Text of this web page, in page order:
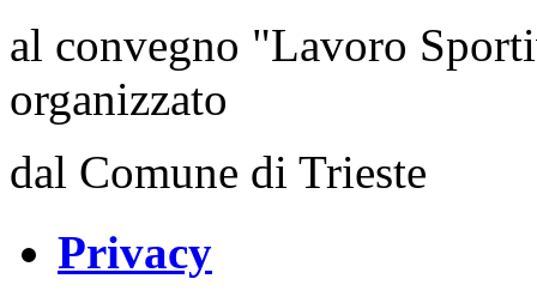
al convegno "Lavoro
organizzato
dal Comune di Trieste
Privacy